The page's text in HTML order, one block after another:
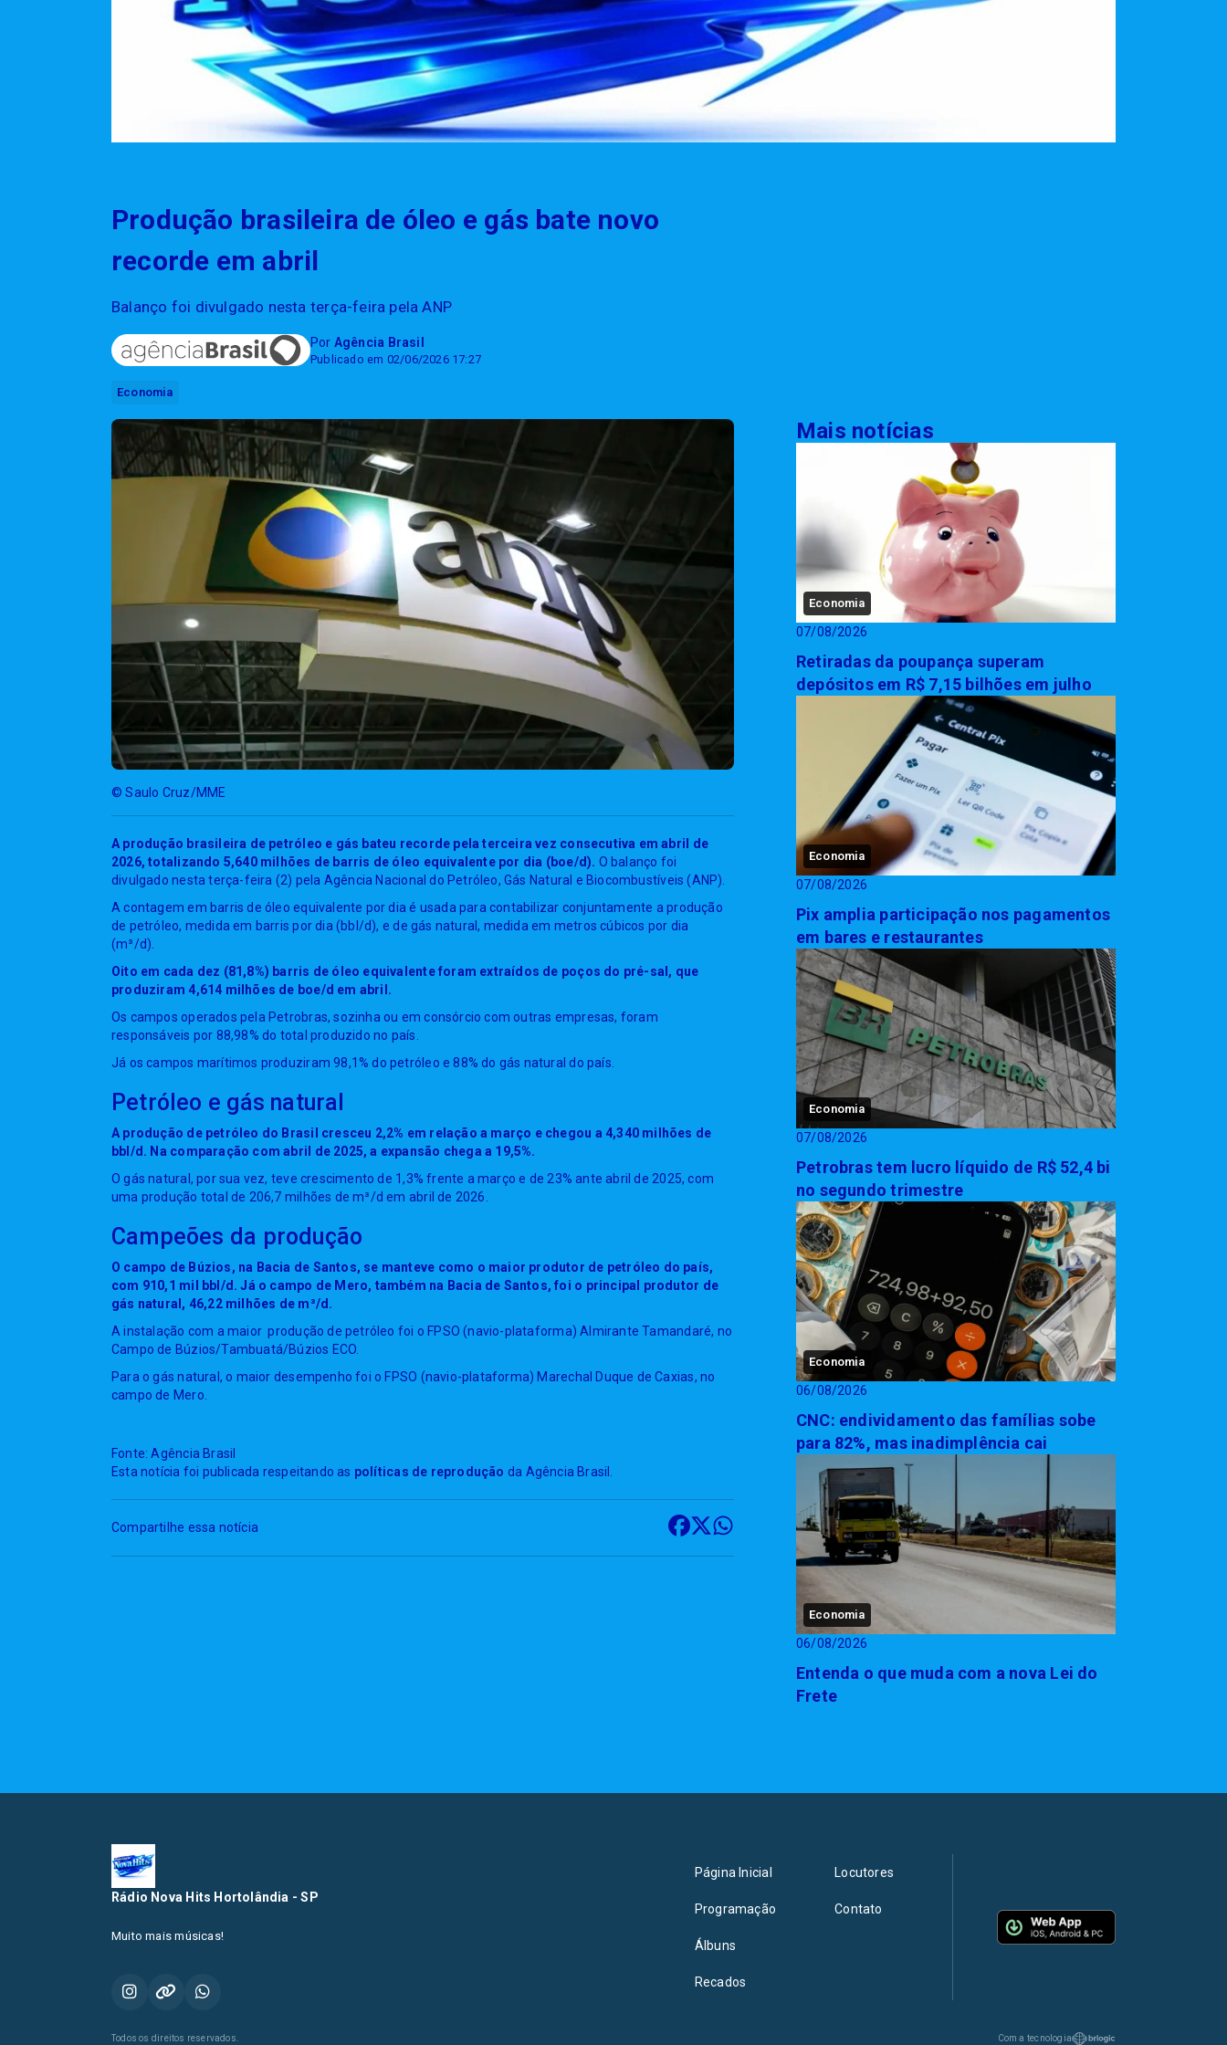
Produção brasileira de óleo e gás bate novo
recorde em abril
Balanço foi divulgado nesta terça-feira pela ANP
Por Agência Brasil
Publicado em 02/06/2026 17:27
Economia
© Saulo Cruz/MME
A produção brasileira de petróleo e gás bateu recorde pela terceira vez consecutiva em abril de
2026, totalizando 5,640 milhões de barris de óleo equivalente por dia (boe/d). O balanço foi
divulgado nesta terça-feira (2) pela Agência Nacional do Petróleo, Gás Natural e Biocombustíveis (ANP).
A contagem em barris de óleo equivalente por dia é usada para contabilizar conjuntamente a produção
de petróleo, medida em barris por dia (bbl/d), e de gás natural, medida em metros cúbicos por dia
(m³/d).
Oito em cada dez (81,8%) barris de óleo equivalente foram extraídos de poços do pré-sal, que
produziram 4,614 milhões de boe/d em abril.
Os campos operados pela Petrobras, sozinha ou em consórcio com outras empresas, foram
responsáveis por 88,98% do total produzido no país.
Já os campos marítimos produziram 98,1% do petróleo e 88% do gás natural do país.
Petróleo e gás natural
A produção de petróleo do Brasil cresceu 2,2% em relação a março e chegou a 4,340 milhões de
bbl/d. Na comparação com abril de 2025, a expansão chega a 19,5%.
O gás natural, por sua vez, teve crescimento de 1,3% frente a março e de 23% ante abril de 2025, com
uma produção total de 206,7 milhões de m³/d em abril de 2026.
Campeões da produção
O campo de Búzios, na Bacia de Santos, se manteve como o maior produtor de petróleo do país,
com 910,1 mil bbl/d. Já o campo de Mero, também na Bacia de Santos, foi o principal produtor de
gás natural, 46,22 milhões de m³/d.
A instalação com a maior produção de petróleo foi o FPSO (navio-plataforma) Almirante Tamandaré, no
Campo de Búzios/Tambuatá/Búzios ECO.
Para o gás natural, o maior desempenho foi o FPSO (navio-plataforma) Marechal Duque de Caxias, no
campo de Mero.
Fonte: Agência Brasil
Esta notícia foi publicada respeitando as políticas de reprodução da Agência Brasil.
Compartilhe essa notícia
Mais notícias
Economia
07/08/2026
Retiradas da poupança superam
depósitos em R$ 7,15 bilhões em julho
Economia
07/08/2026
Pix amplia participação nos pagamentos
em bares e restaurantes
Economia
07/08/2026
Petrobras tem lucro líquido de R$ 52,4 bi
no segundo trimestre
Economia
06/08/2026
CNC: endividamento das famílias sobe
para 82%, mas inadimplência cai
Economia
06/08/2026
Entenda o que muda com a nova Lei do
Frete
Rádio Nova Hits Hortolândia - SP
Muito mais músicas!
Página Inicial
Programação
Álbuns
Recados
Locutores
Contato
Todos os direitos reservados. Com a tecnologia